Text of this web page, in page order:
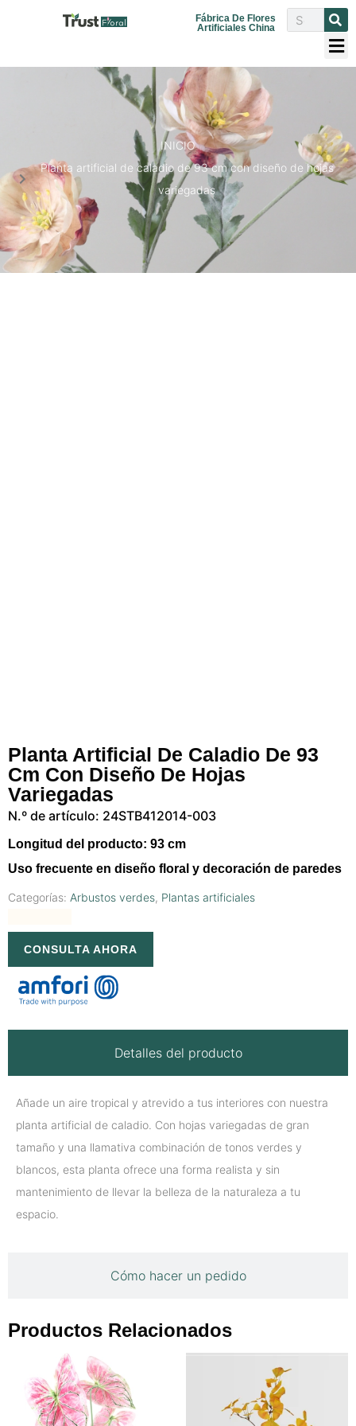
Fábrica De Flores
Artificiales China
INICIO
Planta artificial de caladio de 93 cm con diseño de hojas
variegadas
Planta Artificial De Caladio De 93
Cm Con Diseño De Hojas
Variegadas
N.º de artículo: 24STB412014-003
Longitud del producto: 93 cm
Uso frecuente en diseño floral y decoración de paredes
Categorías: Arbustos verdes, Plantas artificiales
CONSULTA AHORA
Detalles del producto
Cómo hacer un pedido
Añade un aire tropical y atrevido a tus interiores con nuestra
planta artificial de caladio. Con hojas variegadas de gran
tamaño y una llamativa combinación de tonos verdes y
blancos, esta planta ofrece una forma realista y sin
mantenimiento de llevar la belleza de la naturaleza a tu
espacio.
Productos Relacionados